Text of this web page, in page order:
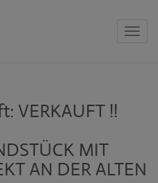
VERKAUFT !!
MIT
AN DER ALTEN